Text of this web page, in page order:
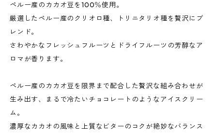
ペルー産のカカオ豆を100％使用。
厳選したペルー産のクリオロ種、トリニタリオ種を贅沢にブ
レンド。
さわやかなフレッシュフルーツとドライフルーツの芳醇なア
ロマが香ります。
ペルー産のカカオ豆を限界まで配合した贅沢な組み合わせが
生み出す、まるで冷たいチョコレートのようなアイスクリー
ム。
濃厚なカカオの風味と上質なビターのコクが絶妙なバランス